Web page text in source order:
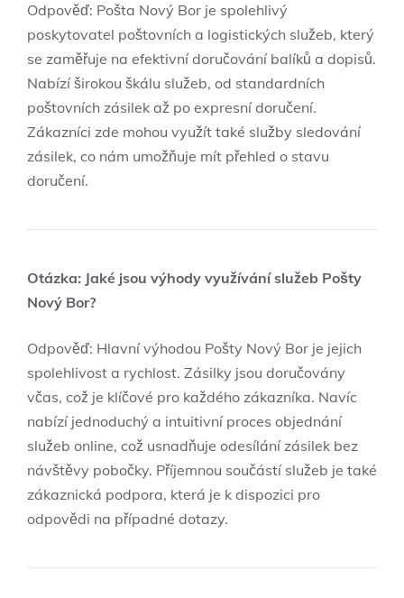
Odpověď: Pošta Nový Bor je spolehlivý
poskytovatel poštovních a logistických služeb, který
se zaměřuje na efektivní doručování balíků ⁣a dopisů.
Nabízí širokou ⁤škálu služeb, od standardních
poštovních zásilek až po expresní doručení.⁤
Zákazníci zde mohou využít také služby sledování
zásilek, co nám umožňuje mít přehled o stavu
doručení.
Otázka: Jaké ​jsou výhody využívání služeb ⁢Pošty
Nový Bor?
Odpověď: Hlavní výhodou Pošty Nový Bor je⁤ jejich
spolehlivost⁢ a rychlost. Zásilky jsou doručovány
včas,‌ což je klíčové pro každého zákazníka. Navíc
nabízí jednoduchý a intuitivní proces objednání
služeb online, což usnadňuje odesílání zásilek bez
návštěvy pobočky. Příjemnou ‌součástí služeb je⁢ také
zákaznická podpora, která je k dispozici pro
odpovědi na případné dotazy.